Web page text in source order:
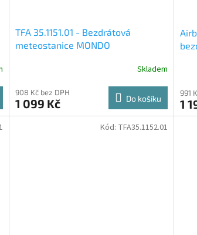
TFA 35.1151.01 - Bezdrátová
meteostanice MONDO
Skladem
908 Kč bez DPH
1 099 Kč Do košíku
991
1
Kód: TFA35.1152.01